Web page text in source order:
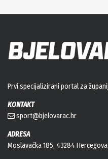
Prvi specijalizirani portal za
KONTAKT
sport@bjelovarac.hr
ADRESA
Moslavačka 185, 43284